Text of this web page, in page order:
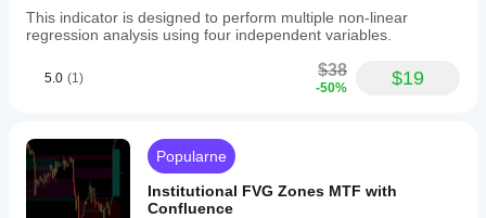
This indicator is designed to perform multiple non-linear
regression analysis using four independent variables.
5.0 (1) $38
-50% $19
Popularne
Institutional FVG Zones MTF with
Confluence